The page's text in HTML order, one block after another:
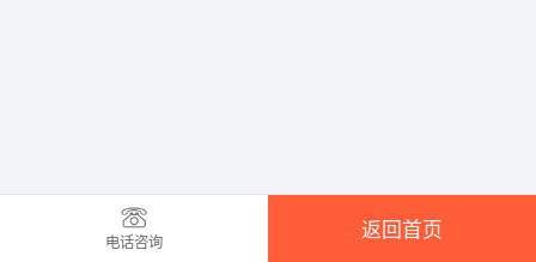
电话咨询
返回首页